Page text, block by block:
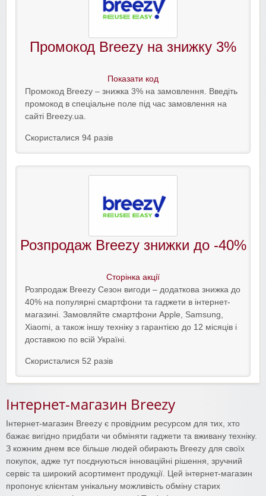
Промокод Breezy на знижку 3%
Показати код
Промокод Breezy – знижка 3% на замовлення. Введіть
промокод в спеціальне поле під час замовлення на
сайті Breezy.ua.
Скористалися 94 разів
Розпродаж Breezy знижки до -40%
Сторінка акції
Розпродаж Breezy Сезон вигоди – додаткова знижка до
40% на популярні смартфони та гаджети в інтернет-
магазині. Замовляйте смартфони Apple, Samsung,
Xiaomi, а також іншу техніку з гарантією до 12 місяців і
доставкою по всій Україні.
Скористалися 52 разів
Інтернет-магазин Breezy
Інтернет-магазин Breezy є провідним ресурсом для тих, хто
бажає вигідно придбати чи обміняти гаджети та вживану техніку.
З кожним днем ​​все більше людей обирають Breezy для своїх
покупок, адже тут поєднуються інноваційні рішення, зручний
сервіс та широкий асортимент продукції. Цей інтернет-магазин
пропонує клієнтам унікальну можливість обміну старих